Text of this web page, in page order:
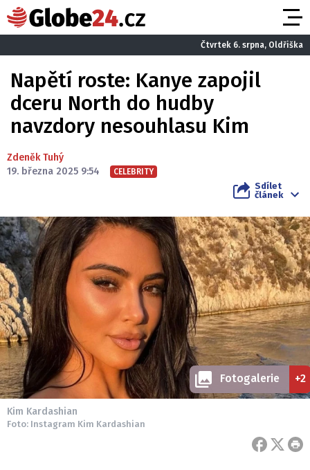
Čtvrtek 6. srpna, Oldřiška
Napětí roste: Kanye zapojil
dceru North do hudby
navzdory nesouhlasu Kim
Zdeněk Tuhý
19. března 2025 9:54
CELEBRITY
Sdílet
článek
Fotogalerie +2
Kim Kardashian
Foto: Instagram Kim Kardashian